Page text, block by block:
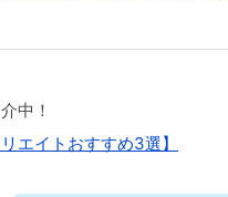
中！
エイトおすすめ3選】